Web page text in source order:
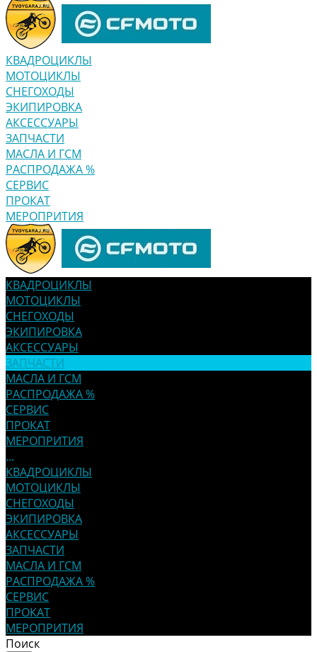
КВАДРОЦИКЛЫ
МОТОЦИКЛЫ
СНЕГОХОДЫ
ЭКИПИРОВКА
АКСЕССУАРЫ
ЗАПЧАСТИ
МАСЛА И ГСМ
РАСПРОДАЖА %
СЕРВИС
ПРОКАТ
МЕРОПРИТИЯ
КВАДРОЦИКЛЫ
МОТОЦИКЛЫ
СНЕГОХОДЫ
ЭКИПИРОВКА
АКСЕССУАРЫ
ЗАПЧАСТИ
МАСЛА И ГСМ
РАСПРОДАЖА %
СЕРВИС
ПРОКАТ
МЕРОПРИТИЯ
...
КВАДРОЦИКЛЫ
МОТОЦИКЛЫ
СНЕГОХОДЫ
ЭКИПИРОВКА
АКСЕССУАРЫ
ЗАПЧАСТИ
МАСЛА И ГСМ
РАСПРОДАЖА %
СЕРВИС
ПРОКАТ
МЕРОПРИТИЯ
Поиск